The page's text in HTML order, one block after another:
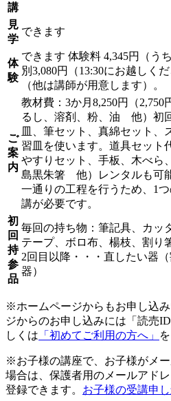
講
見
学
できます
体
験
できます 体験料 4,345円（う
別3,080円（13:30にお越しく
（他は講師が用意します）。
ご
案
内
教材費：3か月8,250円（2,750
るし、溶剤、粉、油 他）初
皿、筆セット、真綿セット
習皿を使います。道具セット
やすりセット、手板、木べら
島黒朱箸 他）レンタルも可
一通りの工程を行うため、1
講が必要です。
初
回
持
参
品
毎回の持ち物：筆記具、カッ
テープ、ボロ布、楊枝、割り
2回目以降・・・直したい器
器）
※ホームページからもお申し込
ジからのお申し込みには「読売
しくは 「初めてご利用の方へ」
※お子様の講座で、お子様がメ
場合は、保護者用のメールアド
登録できます。 お子様の受講申